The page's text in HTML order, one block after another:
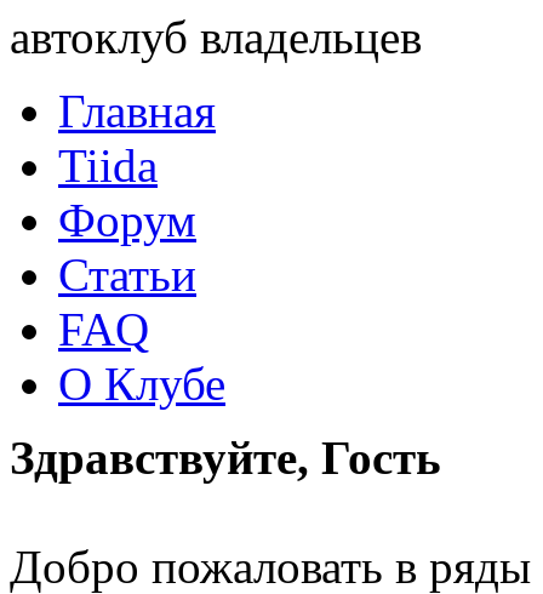
автоклуб владельцев
Главная
Tiida
Форум
Статьи
FAQ
О Клубе
Здравствуйте, Гость
Добро пожаловать в ряды